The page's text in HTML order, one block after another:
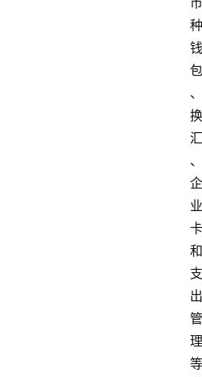
种
钱
包
、
换
汇
、
企
业
卡
和
支
出
管
理
等